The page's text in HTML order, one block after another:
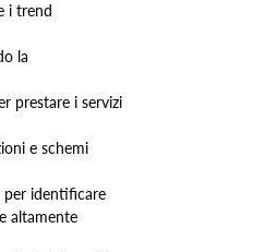
i trend
la
prestare i servizi
e schemi
identificare
altamente